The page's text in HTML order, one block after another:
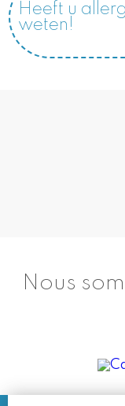
Heeft u
weten!
Nous